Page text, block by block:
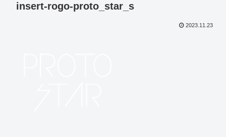
insert-rogo-proto_star_s
2023.11.23